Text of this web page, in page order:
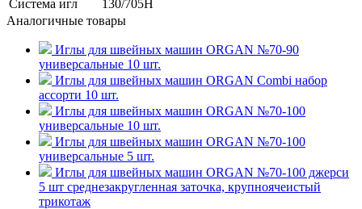
Система игл
130/705H
Аналогичные товары
Иглы для швейных машин ORGAN №70-90
универсальные 10 шт.
Иглы для швейных машин ORGAN Combi набор
ассорти 10 шт.
Иглы для швейных машин ORGAN №70-100
универсальные 10 шт.
Иглы для швейных машин ORGAN №70-100
универсальные 5 шт.
Иглы для швейных машин ORGAN №70-100 джерси
5 шт среднезакругленная заточка, крупноячеистый
трикотаж